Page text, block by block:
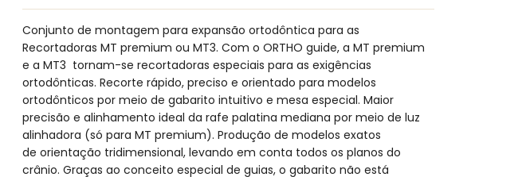
Conjunto de montagem para expansão ortodôntica para as
Recortadoras MT premium ou MT3. Com o ORTHO guide, a MT premium
e a MT3 tornam-se recortadoras especiais para as exigências
ortodônticas. Recorte rápido, preciso e orientado para modelos
ortodônticos por meio de gabarito intuitivo e mesa especial. Maior
precisão e alinhamento ideal da rafe palatina mediana por meio de luz
alinhadora (só para MT premium). Produção de modelos exatos
de orientação tridimensional, levando em conta todos os planos do
crânio. Graças ao conceito especial de guias, o gabarito não está